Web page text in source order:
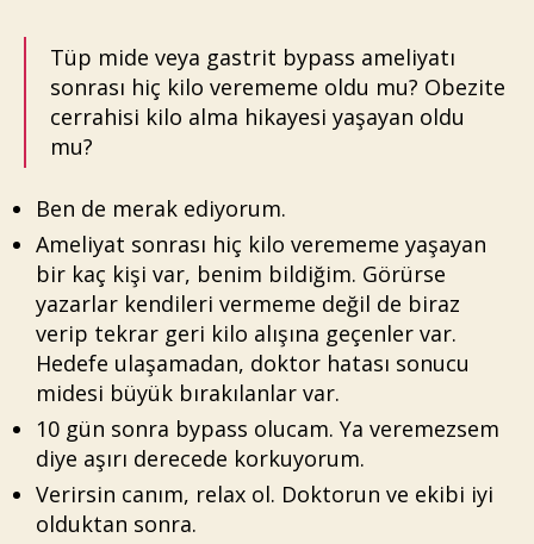
Tüp mide veya gastrit bypass ameliyatı
sonrası hiç kilo verememe oldu mu? Obezite
cerrahisi kilo alma hikayesi yaşayan oldu
mu?
Ben de merak ediyorum.
Ameliyat sonrası hiç kilo verememe yaşayan
bir kaç kişi var, benim bildiğim. Görürse
yazarlar kendileri vermeme değil de biraz
verip tekrar geri kilo alışına geçenler var.
Hedefe ulaşamadan, doktor hatası sonucu
midesi büyük bırakılanlar var.
10 gün sonra bypass olucam. Ya veremezsem
diye aşırı derecede korkuyorum.
Verirsin canım, relax ol. Doktorun ve ekibi iyi
olduktan sonra.